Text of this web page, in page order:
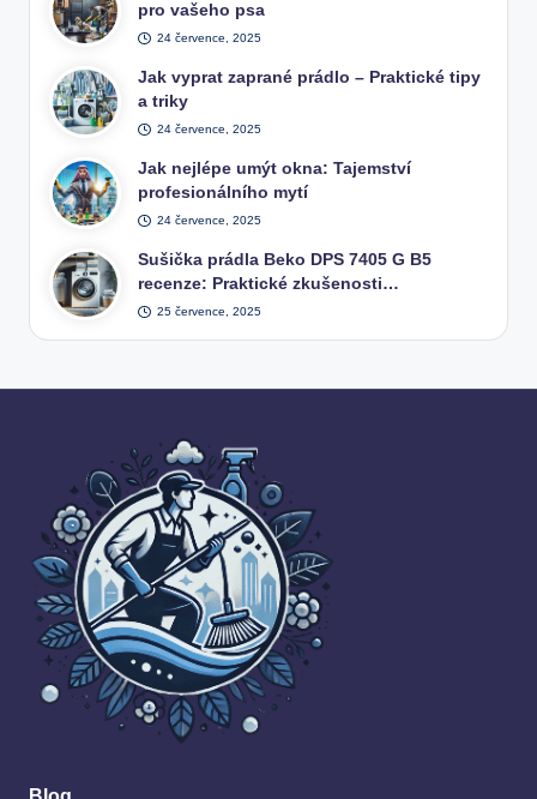
pro vašeho psa
24 července, 2025
Jak vyprat zaprané prádlo – Praktické tipy
a triky
24 července, 2025
Jak nejlépe umýt okna: Tajemství
profesionálního mytí
24 července, 2025
Sušička prádla Beko DPS 7405 G B5
recenze: Praktické zkušenosti…
25 července, 2025